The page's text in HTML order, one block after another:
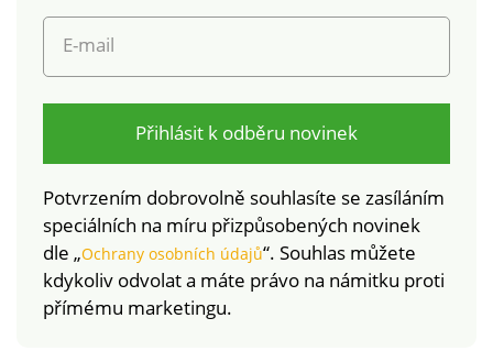
E-mail
Přihlásit k odběru novinek
Potvrzením dobrovolně souhlasíte se zasíláním
speciálních na míru přizpůsobených novinek
dle „Ochrany osobních údajů“. Souhlas můžete
kdykoliv odvolat a máte právo na námitku proti
přímému marketingu.